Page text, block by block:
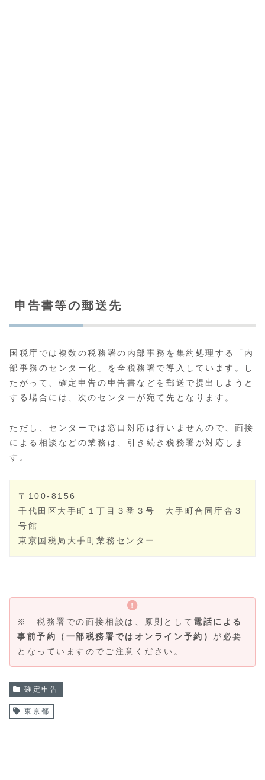
申告書等の郵送先
国税庁では複数の税務署の内部事務を集約処理する「内
部事務のセンター化」を全税務署で導入しています。し
たがって、確定申告の申告書などを郵送で提出しようと
する場合には、次のセンターが宛て先となります。
ただし、センターでは窓口対応は行いませんので、面接
による相談などの業務は、引き続き税務署が対応しま
す。
〒100-8156
千代田区大手町１丁目３番３号 大手町合同庁舎３
号館
東京国税局大手町業務センター
※ 税務署での面接相談は、原則として 電話による
事前予約（一部税務署ではオンライン予約） が必要
となっていますのでご注意ください。
確定申告
東京都